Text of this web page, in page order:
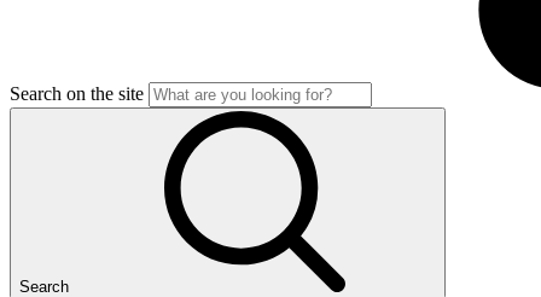
Search on the site
Search